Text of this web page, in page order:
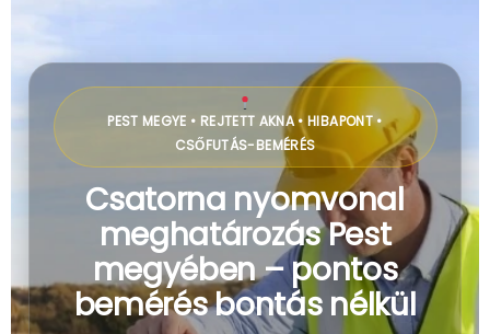
PEST MEGYE • REJTETT AKNA • HIBAPONT •
CSŐFUTÁS-BEMÉRÉS
Csatorna nyomvonal
meghatározás Pest
megyében – pontos
bemérés bontás nélkül